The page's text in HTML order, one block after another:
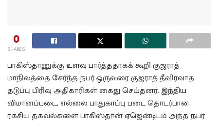
0
SHARES
பாகிஸ்தானுக்கு உளவு பார்த்ததாகக் கூறி குஜராத்
மாநிலத்தை சேர்ந்த நபர் ஒருவரை குஜராத் தீவிரவாத
தடுப்பு பிரிவு அதிகாரிகள் கைது செய்தனர். இந்திய
விமானப்படை, எல்லை பாதுகாப்பு படை தொடர்பான
ரகசிய தகவல்களை பாகிஸ்தான் ஏஜென்டிடம் அந்த நபர்